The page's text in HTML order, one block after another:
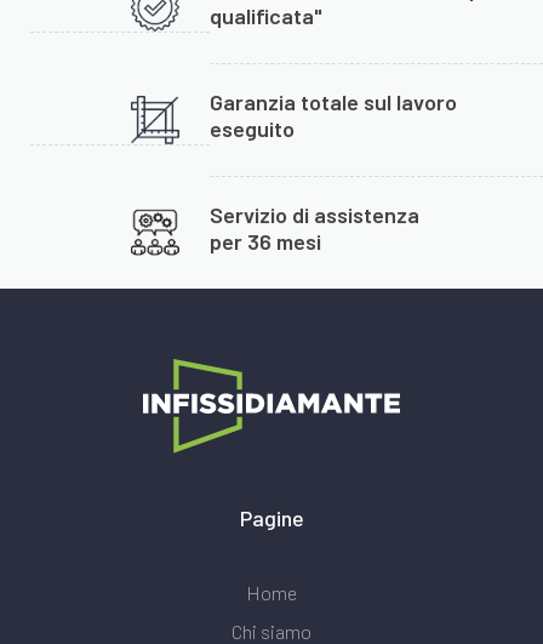
qualificata"
Garanzia totale sul lavoro
eseguito
Servizio di assistenza
per 36 mesi
Pagine
Home
Chi siamo